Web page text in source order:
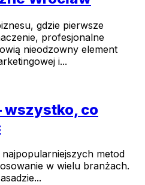
gdzie pierwsze
profesjonalne
nieodzowny element
i...
wszystko, co
metod
w wielu branżach.